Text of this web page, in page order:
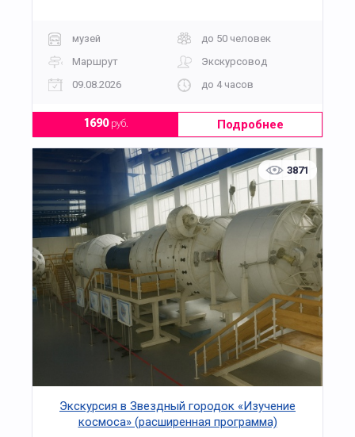
музей
до 50 человек
Маршрут
Экскурсовод
09.08.2026
до 4 часов
1690руб. Подробнее
3871
Экскурсия в Звездный городок «Изучение
космоса» (расширенная программа)